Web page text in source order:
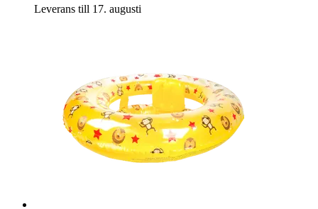
Leverans till 17. augusti